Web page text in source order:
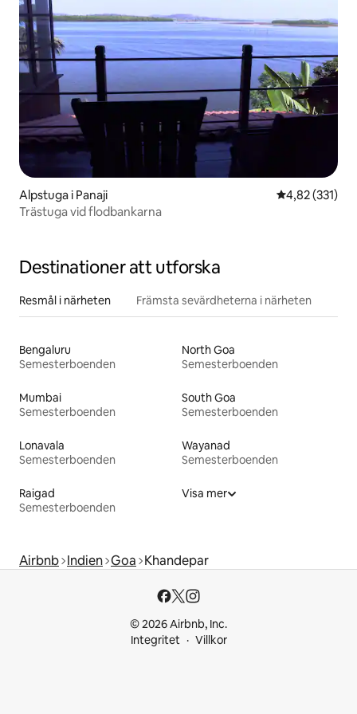
Alpstuga i Panaji 4,82 av 5 i
4,82 (331)
Trästuga vid flodbankarna
Destinationer att utforska
Resmål i närheten Främsta sevärdheterna i närheten
Bengaluru
Semesterboenden
North Goa
Semesterboenden
Mumbai
Semesterboenden
South Goa
Semesterboenden
Lonavala
Semesterboenden
Wayanad
Semesterboenden
Raigad
Semesterboenden
Visa mer
Airbnb Indien Goa Khandepar
© 2026 Airbnb, Inc.
Integritet
Villkor